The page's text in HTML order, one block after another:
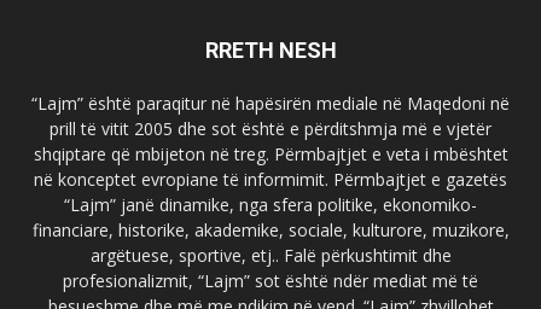
RRETH NESH
“Lajm” është paraqitur në hapësirën mediale në Maqedoni në
prill të vitit 2005 dhe sot është e përditshmja më e vjetër
shqiptare që mbijeton në treg. Përmbajtjet e veta i mbështet
në konceptet evropiane të informimit. Përmbajtjet e gazetës
“Lajm” janë dinamike, nga sfera politike, ekonomiko-
financiare, historike, akademike, sociale, kulturore, muzikore,
argëtuese, sportive, etj.. Falë përkushtimit dhe
profesionalizmit, “Lajm” sot është ndër mediat më të